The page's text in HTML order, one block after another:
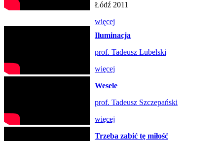
Łódź 2011
więcej
Iluminacja
prof. Tadeusz Lubelski
więcej
Wesele
prof. Tadeusz Szczepański
więcej
Trzeba zabić tę miłość